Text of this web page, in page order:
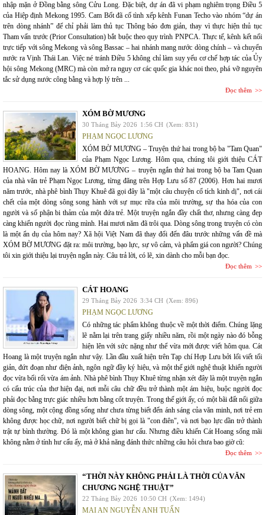
nhập mặn ở Đồng bằng sông Cửu Long. Đặc biệt, dự án đã vi phạm nghiêm trọng Điều 5
của Hiệp định Mekong 1995. Cam Bốt đã cố tình xếp kênh Funan Techo vào nhóm “dự án
trên dòng nhánh” để chỉ phải làm thủ tục Thông báo đơn giản, thay vì thực hiện thủ tục
Tham vấn trước (Prior Consultation) bắt buộc theo quy trình PNPCA. Thực tế, kênh kết nối
trực tiếp với sông Mekong và sông Bassac – hai nhánh mang nước dòng chính – và chuyển
nước ra Vịnh Thái Lan. Việc né tránh Điều 5 không chỉ làm suy yếu cơ chế hợp tác của Ủy
hội sông Mekong (MRC) mà còn mở ra nguy cơ các quốc gia khác noi theo, phá vỡ nguyên
tắc sử dụng nước công bằng và hợp lý trên ...
Đọc thêm
XÓM BỜ MƯƠNG
30 Tháng Bảy 2026 1:56 CH (Xem: 831)
PHẠM NGỌC LƯƠNG
XÓM BỜ MƯƠNG – Truyện thứ hai trong bộ ba "Tam Quan"
của Phạm Ngọc Lương. Hôm qua, chúng tôi giới thiệu CÁT
HOANG. Hôm nay là XÓM BỜ MƯƠNG – truyện ngắn thứ hai trong bộ ba Tam Quan
của nhà văn trẻ Phạm Ngọc Lương, từng đăng trên Hợp Lưu số 87 (2006). Hơn hai mươi
năm trước, nhà phê bình Thụy Khuê đã gọi đây là "một câu chuyện cổ tích kinh dị", nơi cái
chết của một dòng sông song hành với sự mục rữa của môi trường, sự tha hóa của con
người và số phận bi thảm của một đứa trẻ. Một truyện ngắn đầy chất thơ, nhưng càng đẹp
càng khiến người đọc rùng mình. Hai mươi năm đã trôi qua. Dòng sông trong truyện có còn
là một ẩn dụ của hôm nay? Xã hội Việt Nam đã thay đổi đến đâu trước những vấn đề mà
XÓM BỜ MƯƠNG đặt ra: môi trường, bạo lực, sự vô cảm, và phẩm giá con người? Chúng
tôi xin giới thiệu lại truyện ngắn này. Câu trả lời, có lẽ, xin dành cho mỗi bạn đọc.
Đọc thêm
CÁT HOANG
29 Tháng Bảy 2026 3:34 CH (Xem: 896)
PHẠM NGỌC LƯƠNG
Có những tác phẩm không thuộc về một thời điểm. Chúng lặng
lẽ nằm lại trên trang giấy nhiều năm, rồi một ngày nào đó bỗng
hiện lên với sức nặng như thể vừa mới được viết hôm qua. Cát
Hoang là một truyện ngắn như vậy. Lần đầu xuất hiện trên Tạp chí Hợp Lưu bởi lối viết tối
giản, đứt đoạn như điện ảnh, ngôn ngữ đầy ký hiệu, và một thế giới nghệ thuật khiến người
đọc vừa bối rối vừa ám ảnh. Nhà phê bình Thụy Khuê từng nhận xét đây là một truyện ngắn
có cấu trúc của thơ hiện đại, nơi mỗi câu chữ đều trở thành một ám hiệu, buộc người đọc
phải đọc bằng trực giác nhiều hơn bằng cốt truyện. Trong thế giới ấy, có một bãi đất nổi giữa
dòng sông, một cộng đồng sống như chưa từng biết đến ánh sáng của văn minh, nơi trẻ em
không được học chữ, nơi người biết chữ bị gọi là "con điên", và nơi bạo lực dần trở thành
trật tự bình thường. Đó là một không gian hư cấu. Nhưng điều khiến Cát Hoang sống mãi
không nằm ở tính hư cấu ấy, mà ở khả năng đánh thức những câu hỏi chưa bao giờ cũ:
Đọc thêm
“THỜI NÀY KHÔNG PHẢI LÀ THỜI CỦA VĂN
CHƯƠNG NGHỆ THUẬT”
22 Tháng Bảy 2026 10:50 CH (Xem: 1494)
MAI AN NGUYỄN ANH TUẤN